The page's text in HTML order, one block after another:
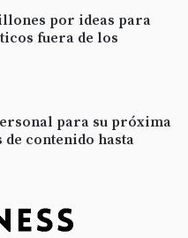
por ideas para
fuera de los
para su próxima
contenido hasta